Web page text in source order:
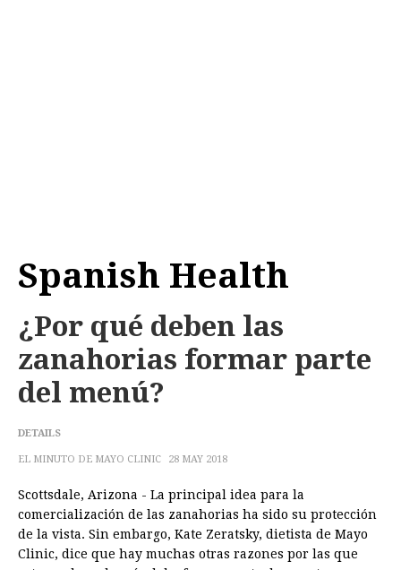
Spanish Health
¿Por qué deben las
zanahorias formar parte
del menú?
DETAILS
EL MINUTO DE MAYO CLINIC 28 MAY 2018
Scottsdale, Arizona - La principal idea para la
comercialización de las zanahorias ha sido su protección
de la vista. Sin embargo, Kate Zeratsky, dietista de Mayo
Clinic, dice que hay muchas otras razones por las que